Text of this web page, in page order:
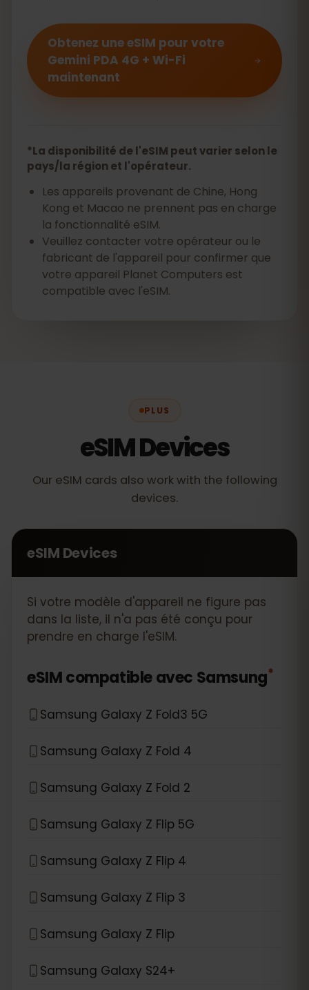
Obtenez une eSIM pour votre
Gemini PDA 4G + Wi-Fi
maintenant
*La disponibilité de l'eSIM peut varier selon le
pays/la région et l'opérateur.
Les appareils provenant de Chine, Hong
Kong et Macao ne prennent pas en charge
la fonctionnalité eSIM.
Veuillez contacter votre opérateur ou le
fabricant de l'appareil pour confirmer que
votre appareil Planet Computers est
compatible avec l'eSIM.
PLUS
eSIM Devices
Our eSIM cards also work with the following
devices.
eSIM Devices
Si votre modèle d'appareil ne figure pas
dans la liste, il n'a pas été conçu pour
prendre en charge l'eSIM.
eSIM compatible avec Samsung*
Samsung Galaxy Z Fold3 5G
Samsung Galaxy Z Fold 4
Samsung Galaxy Z Fold 2
Samsung Galaxy Z Flip 5G
Samsung Galaxy Z Flip 4
Samsung Galaxy Z Flip 3
Samsung Galaxy Z Flip
Samsung Galaxy S24+